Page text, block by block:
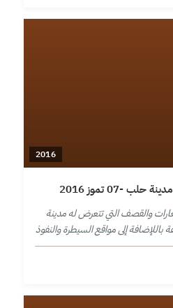
2016
-07 تموز 2016
والقصف التي تتعرض له مدينة
باللإضافة إلى مواقع السيطرة والنفوذ